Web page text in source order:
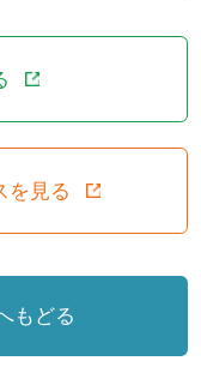
を見る
もどる